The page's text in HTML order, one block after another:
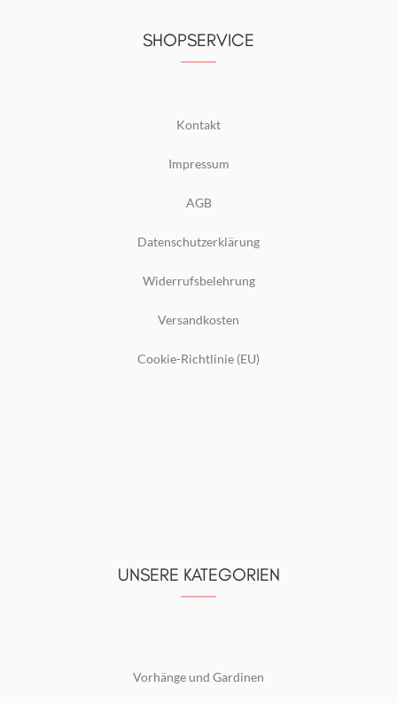
SHOPSERVICE
Kontakt
Impressum
AGB
Datenschutzerklärung
Widerrufsbelehrung
Versandkosten
Cookie-Richtlinie (EU)
UNSERE KATEGORIEN
Vorhänge und Gardinen